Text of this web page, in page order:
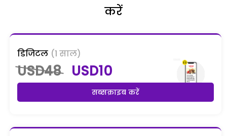
करें
डिजिटल (1 साल)
USD48 USD10
सब्सक्राइब करें